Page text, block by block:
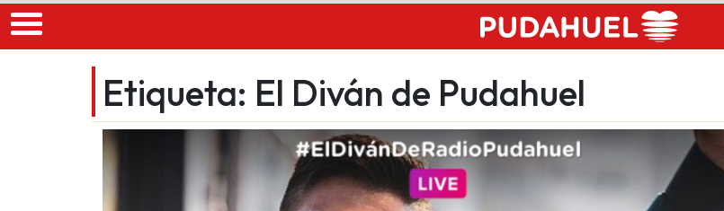
Etiqueta: El Diván de Pudahuel